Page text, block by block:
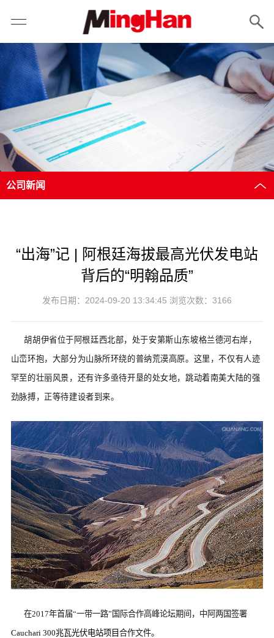
公司新闻
“出海”记 | 阿根廷海拔最高光伏发电站
背后的“明翰品质”
发布日期：2024-09-20 13:34:45 浏览次数：3166
胡胡伊省位于阿根廷西北部，处于安第斯山东坡格兰德河右岸，
山峦环抱，大部分为山脉所环绕的普纳荒漠高原。这里，不仅有人迹
罕至的壮丽风景，还有许多亟待开垦的处女地，跳动着南美大陆的强
劲脉搏，正等待建设者到来。
在2017年首届“一带一路”国际合作高峰论坛期间，中阿两国签署
Cauchari 300兆瓦光伏电站项目合作文件。